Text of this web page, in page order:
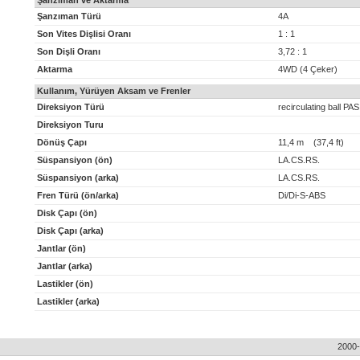
Şanzıman Türü
4A
Son Vites Dişlisi Oranı
1 : 1
Son Dişli Oranı
3,72 : 1
Aktarma
4WD (4 Çeker)
Kullanım, Yürüyen Aksam ve Frenler
Direksiyon Türü
recirculating ball PAS
Direksiyon Turu
Dönüş Çapı
11,4 m (37,4 ft)
Süspansiyon (ön)
LA.CS.RS.
Süspansiyon (arka)
LA.CS.RS.
Fren Türü (ön/arka)
Di/Di-S-ABS
Disk Çapı (ön)
Disk Çapı (arka)
Jantlar (ön)
Jantlar (arka)
Lastikler (ön)
Lastikler (arka)